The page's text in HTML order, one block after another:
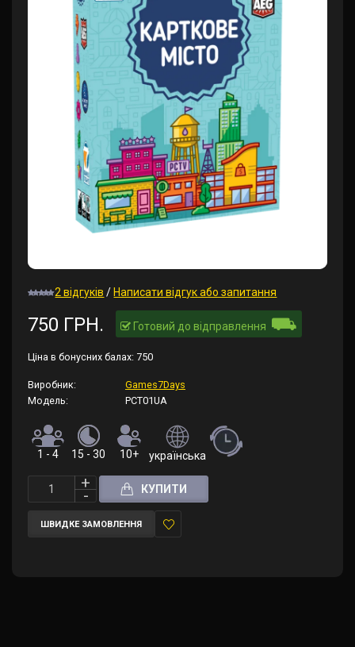
2 відгуків / Написати відгук або запитання
750 ГРН. Готовий до відправлення ⛟
Ціна в бонусних балах: 750
Виробник:
Games7Days
Модель:
PCT01UA
1 - 4 15 - 30 10+ українська
КУПИТИ
ШВИДКЕ ЗАМОВЛЕННЯ